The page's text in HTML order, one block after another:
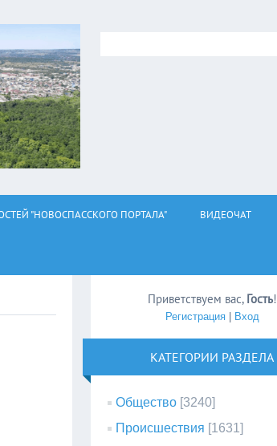
"НОВОСПАССКОГО ПОРТАЛА" ВИДЕОЧАТ
Приветствуем вас, Гость!
Регистрация| Вход
КАТЕГОРИИ РАЗДЕЛА
Общество [3240]
Происшествия [1631]